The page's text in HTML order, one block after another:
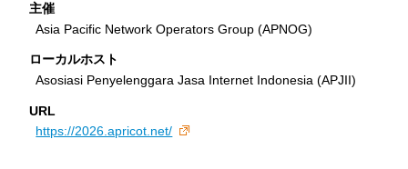
主催
Asia Pacific Network Operators Group (APNOG)
ローカルホスト
Asosiasi Penyelenggara Jasa Internet Indonesia (APJII)
URL
https://2026.apricot.net/